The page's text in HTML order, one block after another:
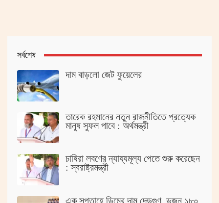
সর্বশেষ
দাম বাড়লো জেট ফুয়েলের
তারেক রহমানের নতুন রাজনীতিতে প্রত্যেক
মানুষ সুফল পাবে : অর্থমন্ত্রী
চাষিরা লবণের ন্যায্যমূল্য পেতে শুরু করেছেন
: স্বরাষ্ট্রমন্ত্রী
এক সপ্তাহে ডিমের দাম দেড়গুণ, ডজন ১৮০